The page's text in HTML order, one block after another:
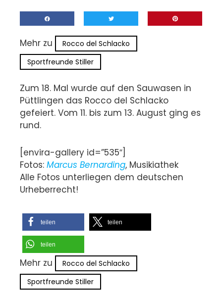
Mehr zu
Rocco del Schlacko
Sportfreunde Stiller
Zum 18. Mal wurde auf den Sauwasen in
Püttlingen das Rocco del Schlacko
gefeiert. Vom 11. bis zum 13. August ging es
rund.
[envira-gallery id=”535″]
Fotos: Marcus Bernarding, Musikiathek
Alle Fotos unterliegen dem deutschen
Urheberrecht!
teilen teilen
teilen
Mehr zu
Rocco del Schlacko
Sportfreunde Stiller